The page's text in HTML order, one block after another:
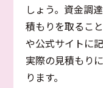
しょう。資金調
積もりを取るこ
や公式サイトに
実際の見積もり
ります。